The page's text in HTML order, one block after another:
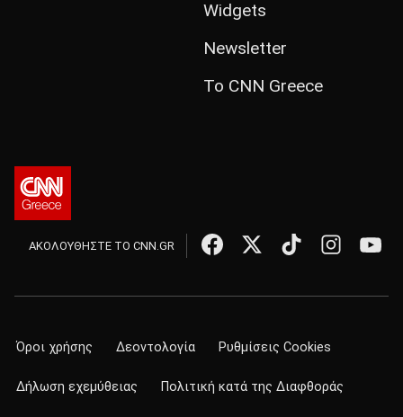
Widgets
Newsletter
Το CNN Greece
ΑΚΟΛΟΥΘΗΣΤΕ ΤΟ CNN.GR
Όροι χρήσης Δεοντολογία Ρυθμίσεις Cookies
Δήλωση εχεμύθειας Πολιτική κατά της Διαφθοράς